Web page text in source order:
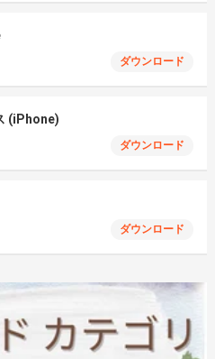
ダウンロード
(iPhone)
ダウンロード
ダウンロード